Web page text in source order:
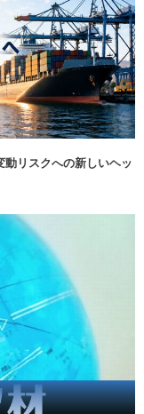
リスクへの新しいヘッ